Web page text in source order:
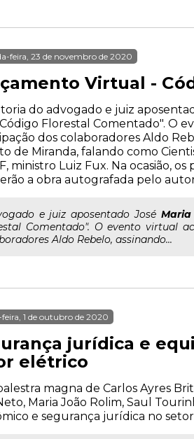
feira, 23 de novembro de 2020
Virtual -
do advogado e juiz
Florestal Comentado". O
dos colaboradores Aldo
de Miranda, falando como
ministro Luiz Fux. Na ocasião,
a obra autografada pelo
e juiz aposentado José Maria
Comentado". O evento virtual
Aldo Rebelo, assinando...
1 de outubro de 2020
jurídica e
elétrico
magna de Carlos Ayres
Maria João Rolim, Saul
e segurança jurídica no setor